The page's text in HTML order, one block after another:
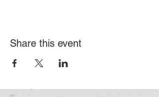
Share this event